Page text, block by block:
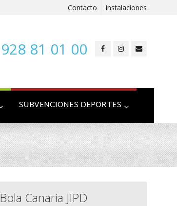
Contacto Instalaciones
928 81 01 00
SUBVENCIONES DEPORTES
Bola Canaria JIPD